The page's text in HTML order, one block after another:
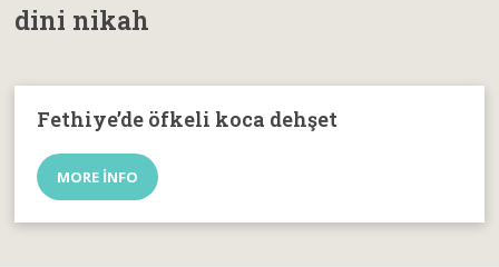
dini nikah
Fethiye’de öfkeli koca dehşet
MORE INFO